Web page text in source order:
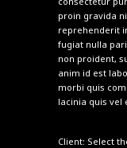
proin gravida
reprehenderit
fugiat nulla
non proident,
anim id est
morbi quis
lacinia quis vel
Client: Select